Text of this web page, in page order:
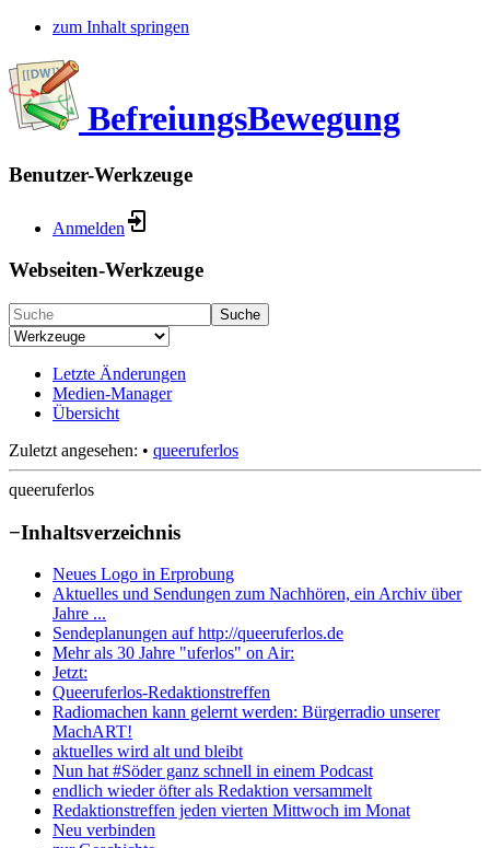
zum Inhalt springen
BefreiungsBewegung
Benutzer-Werkzeuge
Anmelden
Webseiten-Werkzeuge
Suche
Letzte Änderungen
Medien-Manager
Übersicht
Zuletzt angesehen: • queeruferlos
queeruferlos
−Inhaltsverzeichnis
Neues Logo in Erprobung
Aktuelles und Sendungen zum Nachhören, ein Archiv über
Jahre ...
Sendeplanungen auf http://queeruferlos.de
Mehr als 30 Jahre "uferlos" on Air:
Jetzt:
Queeruferlos-Redaktionstreffen
Radiomachen kann gelernt werden: Bürgerradio unserer
MachART!
aktuelles wird alt und bleibt
Nun hat #Söder ganz schnell in einem Podcast
endlich wieder öfter als Redaktion versammelt
Redaktionstreffen jeden vierten Mittwoch im Monat
Neu verbinden